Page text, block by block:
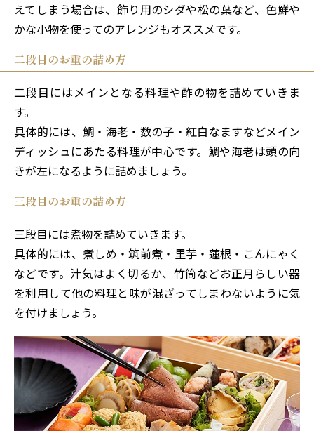
えてしまう場合は、飾り用のシダや松の葉など、色鮮や
かな小物を使ってのアレンジもオススメです。
二段目のお重の詰め方
二段目にはメインとなる料理や酢の物を詰めていきま
す。
具体的には、鯛・海老・数の子・紅白なますなどメイン
ディッシュにあたる料理が中心です。鯛や海老は頭の向
きが左になるように詰めましょう。
三段目のお重の詰め方
三段目には煮物を詰めていきます。
具体的には、煮しめ・筑前煮・里芋・蓮根・こんにゃく
などです。汁気はよく切るか、竹筒などお正月らしい器
を利用して他の料理と味が混ざってしまわないように気
を付けましょう。